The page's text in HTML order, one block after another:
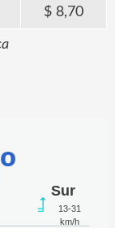
8,70
Sur
13-31
km/h